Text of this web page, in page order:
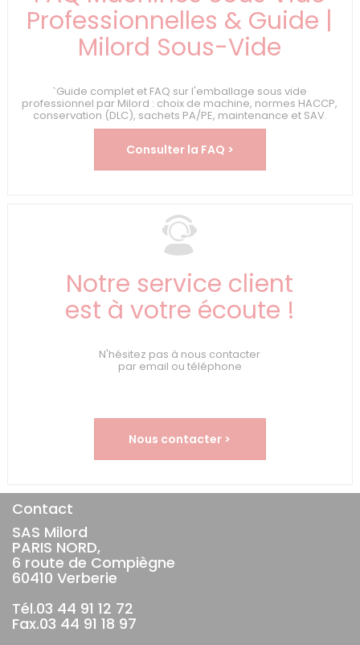
Professionnelles & Guide |
Milord Sous-Vide
`Guide complet et FAQ sur l'emballage sous vide
professionnel par Milord : choix de machine, normes HACCP,
conservation (DLC), sachets PA/PE, maintenance et SAV.
Consulter la FAQ >
Notre service client
est à votre écoute !
N'hésitez pas à nous contacter
par email ou téléphone
Nous contacter >
Contact
SAS Milord
PARIS NORD,
6 route de Compiègne
60410 Verberie
Tél.03 44 91 12 72
Fax.03 44 91 18 97